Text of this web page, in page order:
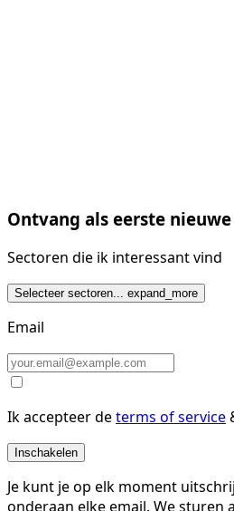
Ontvang als eerste
Sectoren die ik interessant vind
Selecteer sectoren... expand_more
Email
Ik accepteer determs of service
Inschakelen
Je kunt je op elk moment
onderaan elke email. We sturen